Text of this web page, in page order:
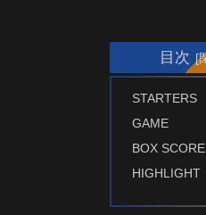
目次
STARTERS
GAME
BOX SCORE
HIGHLIGHT